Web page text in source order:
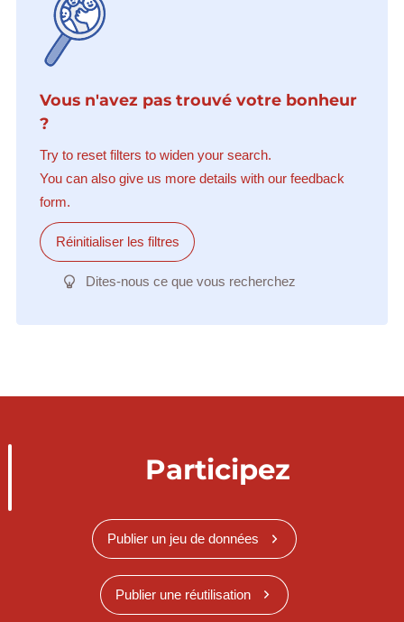
Vous n'avez pas trouvé votre bonheur
?
Try to reset filters to widen your search.
You can also give us more details with our feedback
form.
Réinitialiser les filtres
Dites-nous ce que vous recherchez
Participez
Publier un jeu de données
Publier une réutilisation